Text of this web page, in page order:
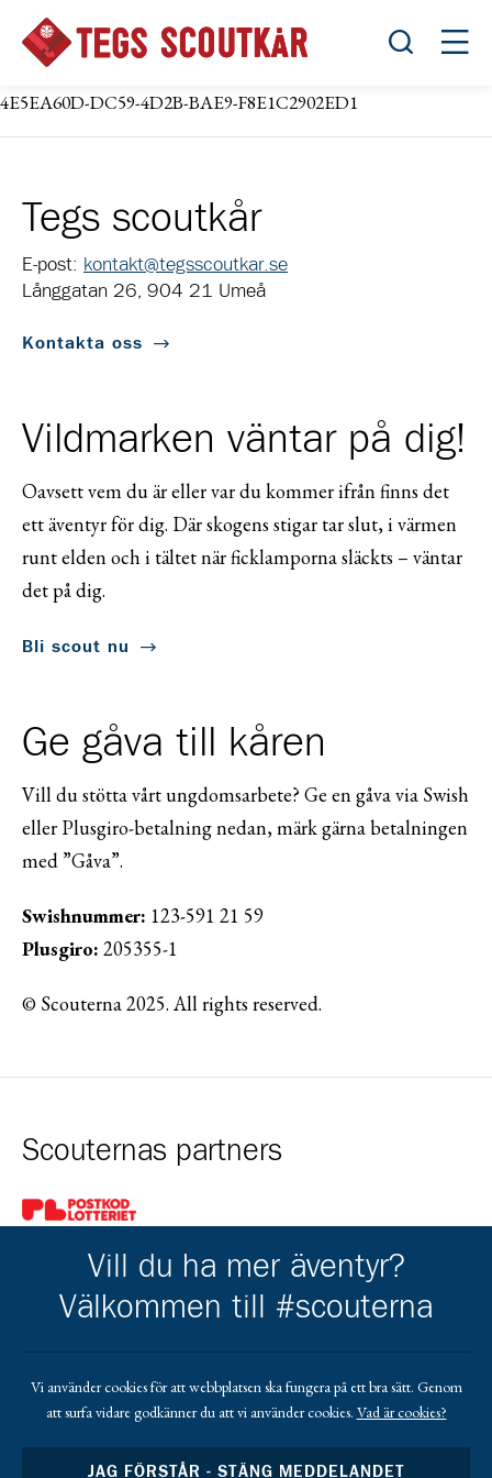
Öppna
4E5EA60D-DC59-4D2B-BAE9-F8E1C2902ED1
Tegs scoutkår
E-post: kontakt@tegsscoutkar.se
Långgatan 26, 904 21 Umeå
Kontakta oss
Vildmarken väntar på dig!
Oavsett vem du är eller var du kommer ifrån finns det
ett äventyr för dig. Där skogens stigar tar slut, i värmen
runt elden och i tältet när ficklamporna släckts – väntar
det på dig.
Bli scout nu
Ge gåva till kåren
Vill du stötta vårt ungdomsarbete? Ge en gåva via Swish
eller Plusgiro-betalning nedan, märk gärna betalningen
med ”Gåva”.
Swishnummer: 123-591 21 59
Plusgiro: 205355-1
© Scouterna 2025. All rights reserved.
Scouternas partners
Gå till pl_50
Gå till https://www.mera.se/Gå till https://www.lansforsakringar.se/
Gå till https://
Vill du ha mer äventyr?
Välkommen till #scouterna
Vi använder cookies för att webbplatsen ska fungera på ett bra sätt. Genom
att surfa vidare godkänner du att vi använder cookies. Vad är cookies?
JAG FÖRSTÅR - STÄNG MEDDELANDET